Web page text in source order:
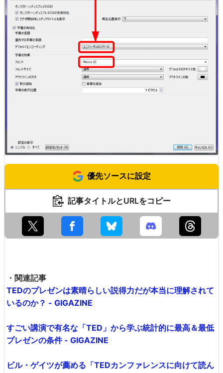
優先ソースに設定
記事タイトルとURLをコピー
・関連記事
TEDのプレゼンは素晴らしい説得力だが本当に理解されて
いるのか？ - GIGAZINE
すごい講演で有名な「TED」から学ぶ統計的に最高＆最低
プレゼンの条件 - GIGAZINE
ビル・ゲイツが薦める「TEDカンファレンスに向けて読ん